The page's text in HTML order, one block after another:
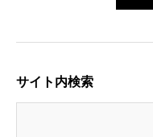
サイト内検索